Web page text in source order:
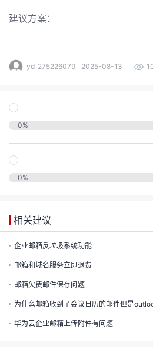
主
页
的
者
我
的
客
我
论
坛
的
圈
子
我
的
直
播
我
的
活
我
我
建议方案：
yd_275226079 2025-08-13
0%
0%
相关建议
企业邮箱反垃圾系统功能
邮箱和域名服务立即退费
邮箱欠费邮件保存问题
为什么邮箱收到了会议日历的邮件但是outlook日历上面
华为云企业邮箱上传附件有问题